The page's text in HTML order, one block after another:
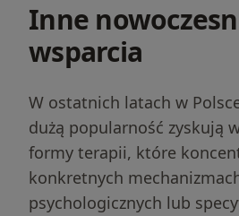
Inne
wsparcia
W ostatnich latach w
dużą popularność zyskują
formy terapii, które
konkretnych
psychologicznych lub